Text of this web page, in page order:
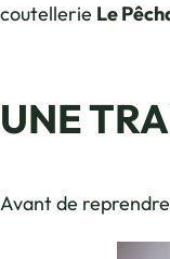
coutellerie Le
UNE
Avant de